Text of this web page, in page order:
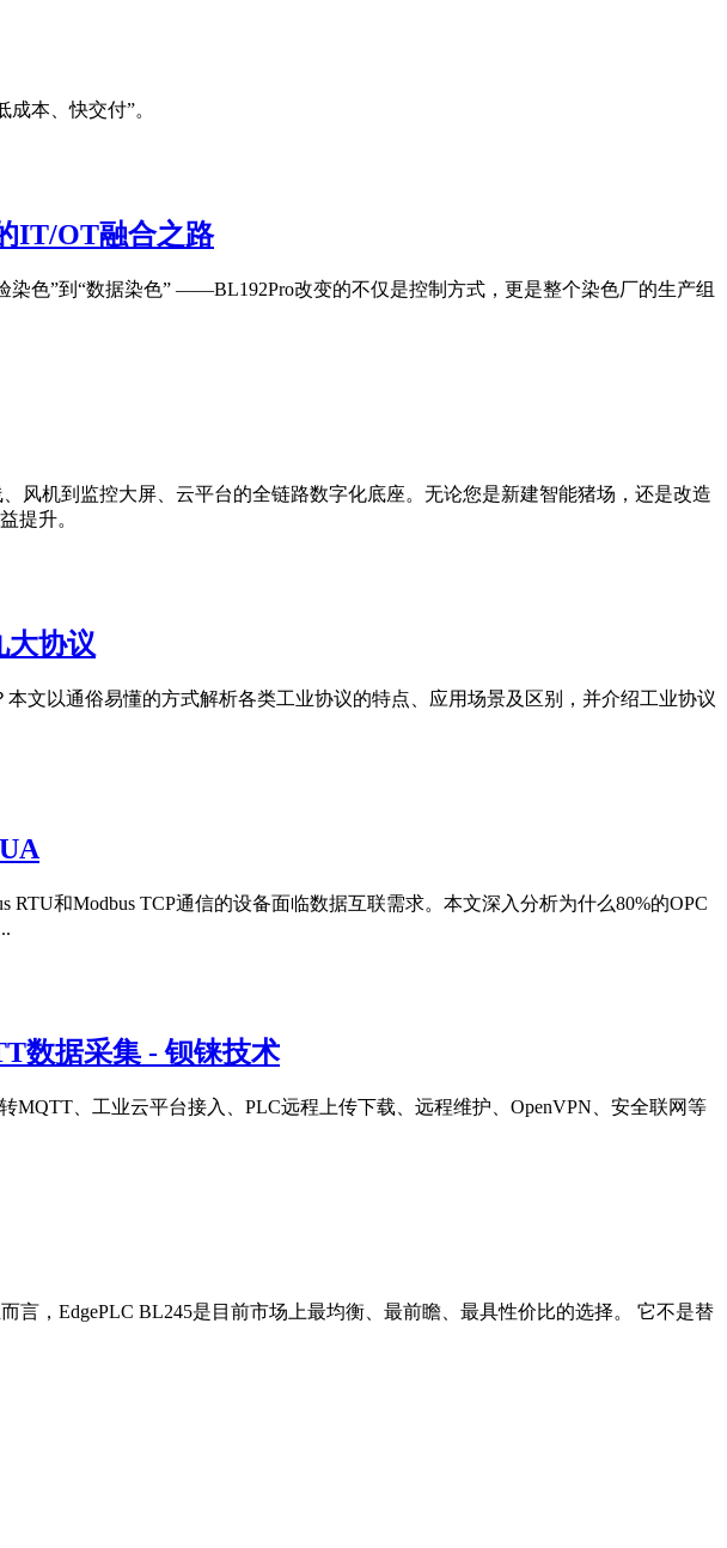
本、快交付”。
IT/OT融合之路
色”到“数据染色” ——BL192Pro改变的不仅是控制方式，更是整个染色厂的生产组
风机到监控大屏、云平台的全链路数字化底座。无论您是新建智能猪场，还是改造
提升。
大协议
文以通俗易懂的方式解析各类工业协议的特点、应用场景及区别，并介绍工业协议
和Modbus TCP通信的设备面临数据互联需求。本文深入分析为什么80%的OPC
数据采集 - 钡铼技术
、工业云平台接入、PLC远程上传下载、远程维护、OpenVPN、安全联网等
，EdgePLC BL245是目前市场上最均衡、最前瞻、最具性价比的选择。 它不是替